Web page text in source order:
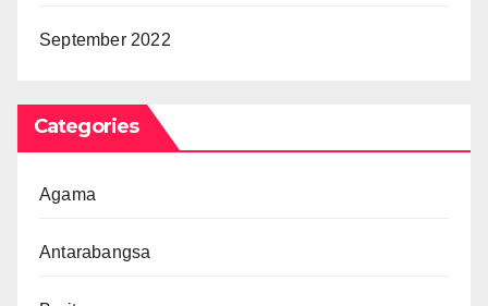
September 2022
Categories
Agama
Antarabangsa